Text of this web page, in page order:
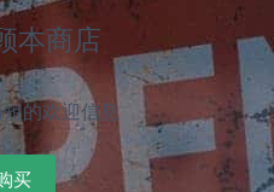
本商店
的欢迎信息
买